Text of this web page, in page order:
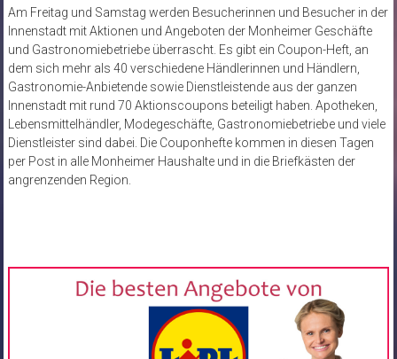
Am Freitag und Samstag werden Besucherinnen und Besucher in der
Innenstadt mit Aktionen und Angeboten der Monheimer Geschäfte
und Gastronomiebetriebe überrascht. Es gibt ein Coupon-Heft, an
dem sich mehr als 40 verschiedene Händlerinnen und Händlern,
Gastronomie-Anbietende sowie Dienstleistende aus der ganzen
Innenstadt mit rund 70 Aktionscoupons beteiligt haben. Apotheken,
Lebensmittelhändler, Modegeschäfte, Gastronomiebetriebe und viele
Dienstleister sind dabei. Die Couponhefte kommen in diesen Tagen
per Post in alle Monheimer Haushalte und in die Briefkästen der
angrenzenden Region.